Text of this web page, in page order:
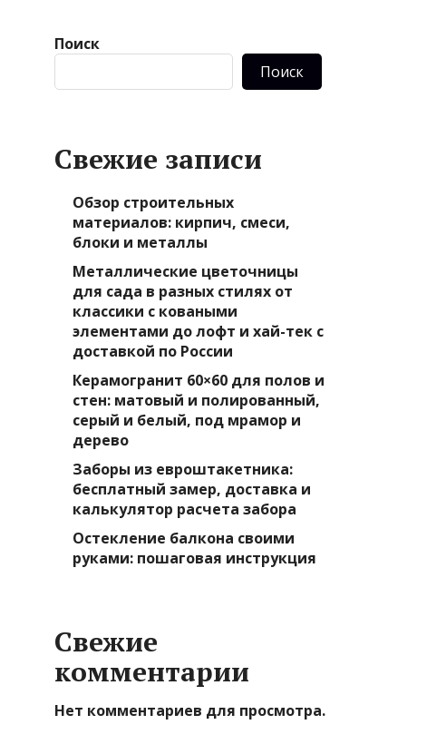
Поиск
Поиск
Свежие записи
Обзор строительных
материалов: кирпич, смеси,
блоки и металлы
Металлические цветочницы
для сада в разных стилях от
классики с коваными
элементами до лофт и хай-тек с
доставкой по России
Керамогранит 60×60 для полов и
стен: матовый и полированный,
серый и белый, под мрамор и
дерево
Заборы из евроштакетника:
бесплатный замер, доставка и
калькулятор расчета забора
Остекление балкона своими
руками: пошаговая инструкция
Свежие
комментарии
Нет комментариев для просмотра.